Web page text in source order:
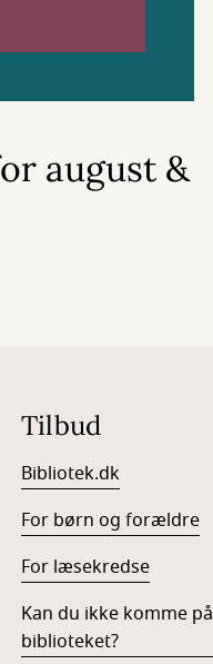
august &
Tilbud
Bibliotek.dk
For børn og forældre
For læsekredse
Kan du ikke komme på
biblioteket?